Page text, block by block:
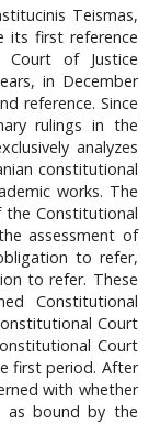
Teismas,
its first reference
of Justice
in December
reference. Since
rulings in the
analyzes
constitutional
works. The
the Constitutional
assessment of
to refer,
to refer. These
Constitutional
Court
Court
first period. After
with whether
as bound by the